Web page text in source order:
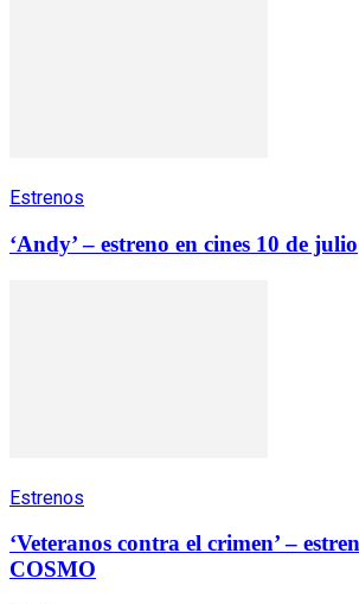
Estrenos
‘Andy’ – estreno en cines 10 de julio
Estrenos
‘Veteranos contra el crimen’ –
COSMO